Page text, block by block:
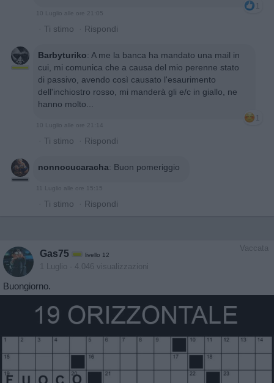
1
10 Luglio alle ore 21:05
· Ti stimo · Rispondi
Barbyturiko: A me la banca ha mandato una mail in
cui, mi comunica che a causa del mio perenne stato
di passivo, avendo così causato l'esaurimento
dell'inchiostro rosso, mi manderà gli e/c in giallo, ne
hanno molto...
1
10 Luglio alle ore 21:14
· Ti stimo · Rispondi
nonnocucaracha: Buon pomeriggio
11 Luglio alle ore 15:15
· Ti stimo · Rispondi
Vaccata
Gas75 livello 12
1 Luglio - 4.046 visualizzazioni
Buongiorno.